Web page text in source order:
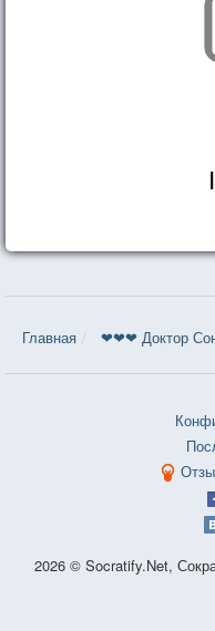
Главная ❤❤❤ Доктор
2026 © Socratify.Net,